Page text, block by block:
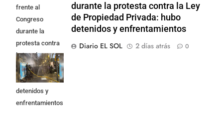
frente al
Congreso
durante la
protesta contra
la Ley de
Propiedad
Privada: hubo
detenidos y
enfrentamientos
durante la protesta contra la Ley
de Propiedad Privada: hubo
detenidos y enfrentamientos
Diario EL SOL
2 días atrás 0